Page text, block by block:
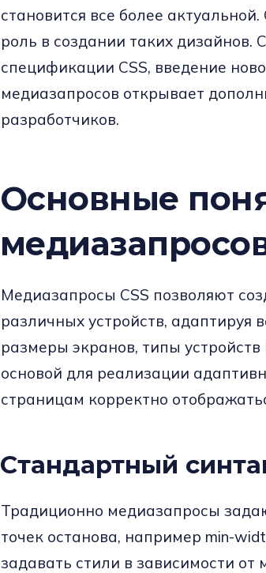
становится все более
роль в создании таких дизайнов.
спецификации CSS, введение
медиазапросов открывает
разработчиков.
Основные
Медиазапросы CSS позволяют
различных устройств, адаптируя
размеры экранов, типы
основой для реализации
страницам корректно
Стандартный
Традиционно медиазапросы
точек останова, например min-
задавать стили в зависимости